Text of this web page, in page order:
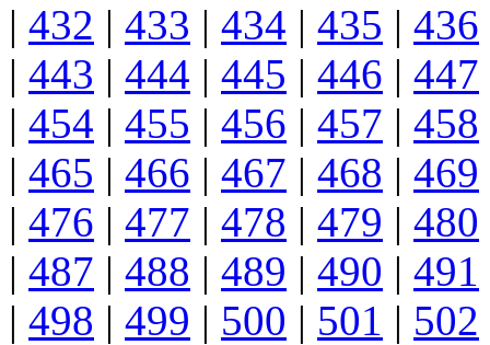
| 432 | 433 | 434 | 435 | 436
| 443 | 444 | 445 | 446 | 447
| 454 | 455 | 456 | 457 | 458
| 465 | 466 | 467 | 468 | 469
| 476 | 477 | 478 | 479 | 480
| 487 | 488 | 489 | 490 | 491
| 498 | 499 | 500 | 501 | 502